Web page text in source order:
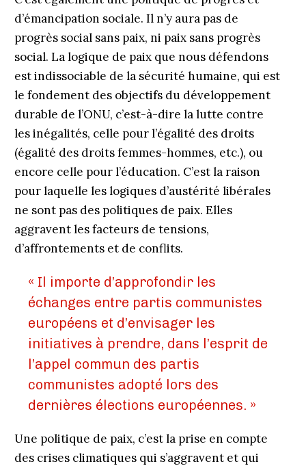
d’émancipation sociale. Il n’y aura pas de
progrès social sans paix, ni paix sans progrès
social. La logique de paix que nous défendons
est indissociable de la sécurité humaine, qui est
le fondement des objectifs du développement
durable de l’ONU, c’est-à-dire la lutte contre
les inégalités, celle pour l’égalité des droits
(égalité des droits femmes-hommes, etc.), ou
encore celle pour l’éducation. C’est la raison
pour laquelle les logiques d’austérité libérales
ne sont pas des politiques de paix. Elles
aggravent les facteurs de tensions,
d’affrontements et de conflits.
« Il importe d’approfondir les
échanges entre partis communistes
européens et d’envisager les
initiatives à prendre, dans l’esprit de
l’appel commun des partis
communistes adopté lors des
dernières élections européennes. »
Une politique de paix, c’est la prise en compte
des crises climatiques qui s’aggravent et qui